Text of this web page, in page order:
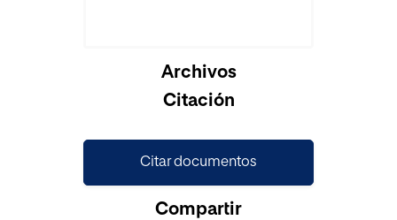
Archivos
Citación
Citar documentos
Compartir